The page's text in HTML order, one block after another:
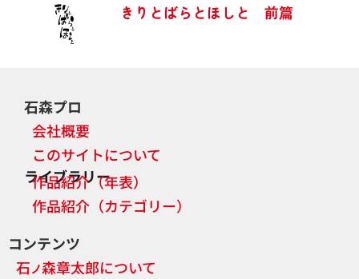
きりとばらとほしと 前篇
石森プロ
会社概要
このサイトについて
ライブラリー
作品紹介（年表）
作品紹介（カテゴリー）
コンテンツ
石ノ森章太郎について